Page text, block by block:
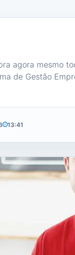
agora mesmo
de Gestão
13:41